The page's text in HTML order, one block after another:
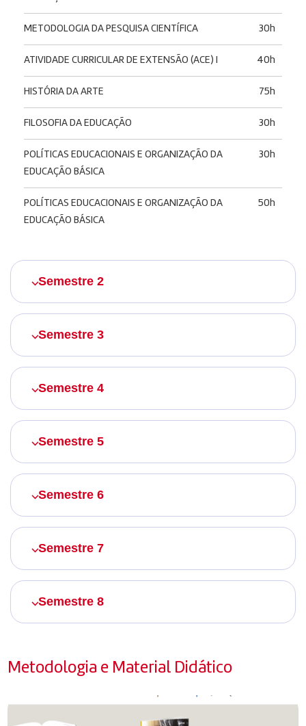
METODOLOGIA DA PESQUISA CIENTÍFICA 30h
ATIVIDADE CURRICULAR DE EXTENSÃO (ACE) I 40h
HISTÓRIA DA ARTE 75h
FILOSOFIA DA EDUCAÇÃO 30h
POLÍTICAS EDUCACIONAIS E ORGANIZAÇÃO DA
EDUCAÇÃO BÁSICA
30h
POLÍTICAS EDUCACIONAIS E ORGANIZAÇÃO DA
EDUCAÇÃO BÁSICA
50h
Semestre 2
Semestre 3
Semestre 4
Semestre 5
Semestre 6
Semestre 7
Semestre 8
Metodologia e Material Didático